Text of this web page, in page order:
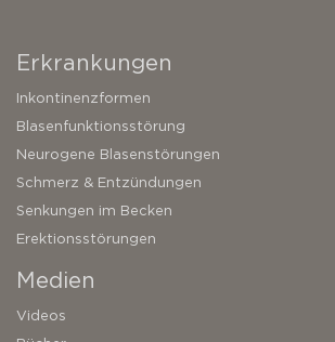
Erkrankungen
Inkontinenzformen
Blasenfunktionsstörung
Neurogene Blasenstörungen
Schmerz & Entzündungen
Senkungen im Becken
Erektionsstörungen
Medien
Videos